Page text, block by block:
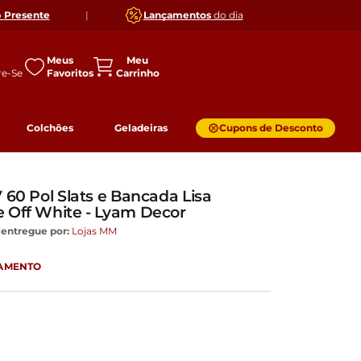
Presente | Lançamentosdo dia
Meus
Favoritos
Colchões Geladeiras Cupons de Desconto
Pol Slats e Bancada Lisa
Off White - Lyam Decor
por: Lojas MM